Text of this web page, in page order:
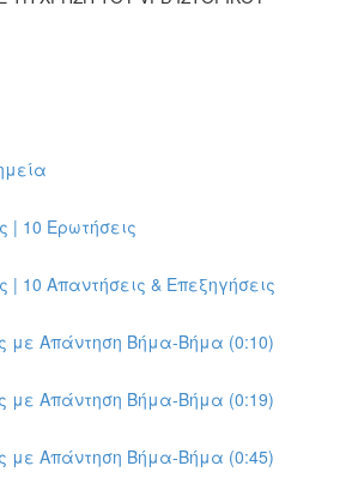
| 10 Ερωτήσεις
10 Απαντήσεις & Επεξηγήσεις
με Απάντηση Βήμα-Βήμα (0:10)
με Απάντηση Βήμα-Βήμα (0:19)
με Απάντηση Βήμα-Βήμα (0:45)